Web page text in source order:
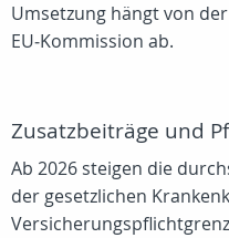
Umsetzung hängt von
EU‑Kommission ab.
Zusatzbeiträge und
Ab 2026 steigen die
der gesetzlichen